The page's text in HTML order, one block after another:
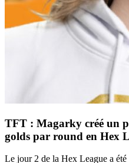
TFT : Magarky créé un
golds par round en Hex
Le jour 2 de la Hex League a